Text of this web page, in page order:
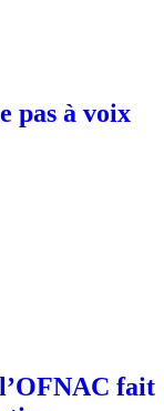
pas à voix
fait